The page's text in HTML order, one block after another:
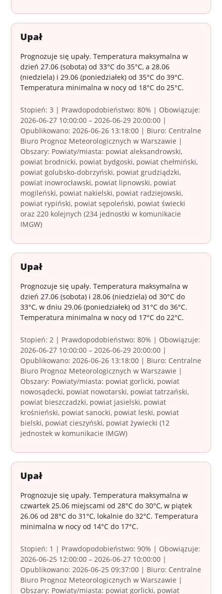
Upał
Prognozuje się upały. Temperatura maksymalna w
dzień 27.06 (sobota) od 33°C do 35°C, a 28.06
(niedziela) i 29.06 (poniedziałek) od 35°C do 39°C.
Temperatura minimalna w nocy od 18°C do 25°C.
Stopień: 3 | Prawdopodobieństwo: 80% | Obowiązuje:
2026-06-27 10:00:00 – 2026-06-29 20:00:00 |
Opublikowano: 2026-06-26 13:18:00 | Biuro: Centralne
Biuro Prognoz Meteorologicznych w Warszawie |
Obszary: Powiaty/miasta: powiat aleksandrowski,
powiat brodnicki, powiat bydgoski, powiat chełmiński,
powiat golubsko-dobrzyński, powiat grudziądzki,
powiat inowrocławski, powiat lipnowski, powiat
mogileński, powiat nakielski, powiat radziejowski,
powiat rypiński, powiat sępoleński, powiat świecki
oraz 220 kolejnych (234 jednostki w komunikacie
IMGW)
Upał
Prognozuje się upały. Temperatura maksymalna w
dzień 27.06 (sobota) i 28.06 (niedziela) od 30°C do
33°C, w dniu 29.06 (poniedziałek) od 31°C do 36°C.
Temperatura minimalna w nocy od 17°C do 22°C.
Stopień: 2 | Prawdopodobieństwo: 80% | Obowiązuje:
2026-06-27 10:00:00 – 2026-06-29 20:00:00 |
Opublikowano: 2026-06-26 13:18:00 | Biuro: Centralne
Biuro Prognoz Meteorologicznych w Warszawie |
Obszary: Powiaty/miasta: powiat gorlicki, powiat
nowosądecki, powiat nowotarski, powiat tatrzański,
powiat bieszczadzki, powiat jasielski, powiat
krośnieński, powiat sanocki, powiat leski, powiat
bielski, powiat cieszyński, powiat żywiecki (12
jednostek w komunikacie IMGW)
Upał
Prognozuje się upały. Temperatura maksymalna w
czwartek 25.06 miejscami od 28°C do 30°C, w piątek
26.06 od 28°C do 31°C, lokalnie do 32°C. Temperatura
minimalna w nocy od 14°C do 17°C.
Stopień: 1 | Prawdopodobieństwo: 90% | Obowiązuje:
2026-06-25 12:00:00 – 2026-06-27 10:00:00 |
Opublikowano: 2026-06-25 09:37:00 | Biuro: Centralne
Biuro Prognoz Meteorologicznych w Warszawie |
Obszary: Powiaty/miasta: powiat gorlicki, powiat